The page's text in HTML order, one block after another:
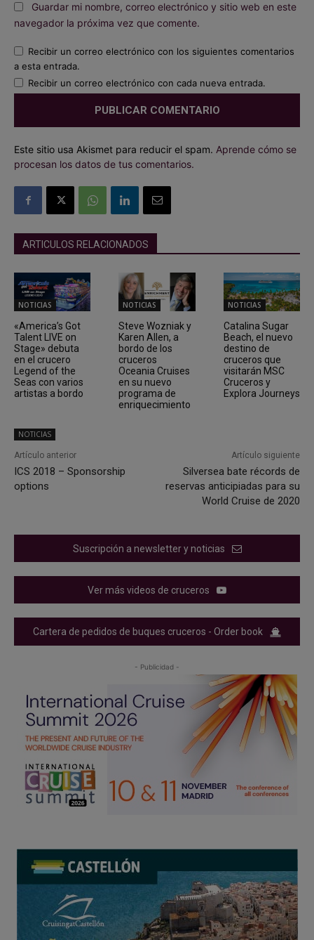
Guardar mi nombre, correo electrónico y sitio web en este
navegador la próxima vez que comente.
Recibir un correo electrónico con los siguientes comentarios
a esta entrada.
Recibir un correo electrónico con cada nueva entrada.
Este sitio usa Akismet para reducir el spam. Aprende cómo se
procesan los datos de tus comentarios.
ARTICULOS RELACIONADOS
NOTICIAS
«America’s Got
Talent LIVE on
Stage» debuta
en el crucero
Legend of the
Seas con varios
artistas a bordo
NOTICIAS
Steve Wozniak y
Karen Allen, a
bordo de los
cruceros
Oceania Cruises
en su nuevo
programa de
enriquecimiento
NOTICIAS
Catalina Sugar
Beach, el nuevo
destino de
cruceros que
visitarán MSC
Cruceros y
Explora Journeys
NOTICIAS
Artículo anterior
ICS 2018 – Sponsorship
options
Artículo siguiente
Silversea bate récords de
reservas anticipiadas para su
World Cruise de 2020
Suscripción a newsletter y noticias
Ver más videos de cruceros
Cartera de pedidos de buques cruceros - Order book
- Publicidad -